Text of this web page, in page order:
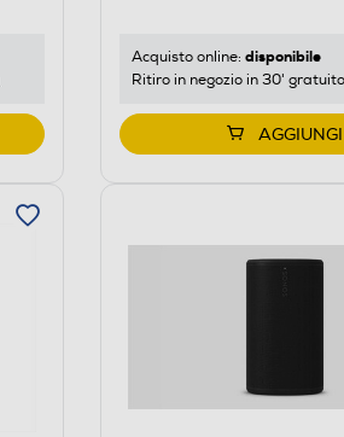
Acquisto online: disponibile
Ritiro in negozio in 30'
AGGIUNGI